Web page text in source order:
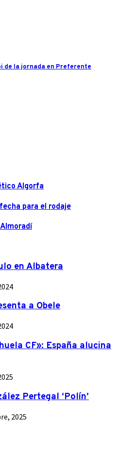
de la jornada en Preferente
Algorfa
para el rodaje
en Albatera
a Obele
CF»: España alucina
Pertegal ‘Polín’
2025